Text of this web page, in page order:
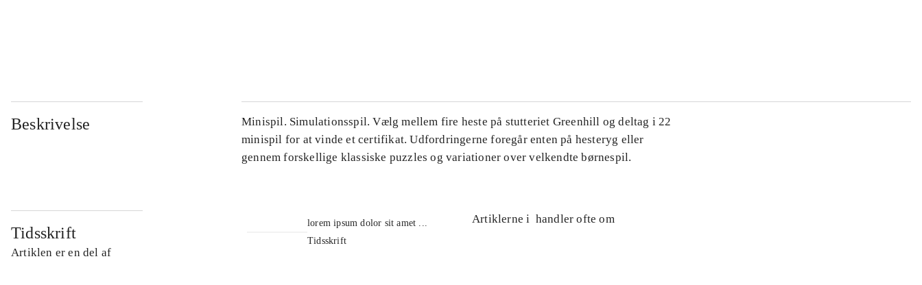
Beskrivelse
Minispil. Simulationsspil. Vælg mellem fire heste på stutteriet Greenhill og deltag i 22
minispil for at vinde et certifikat. Udfordringerne foregår enten på hesteryg eller
gennem forskellige klassiske puzzles og variationer over velkendte børnespil.
Tidsskrift
Artiklen er en del af
lorem ipsum dolor sit amet ...
Tidsskrift
Artiklerne i handler ofte om